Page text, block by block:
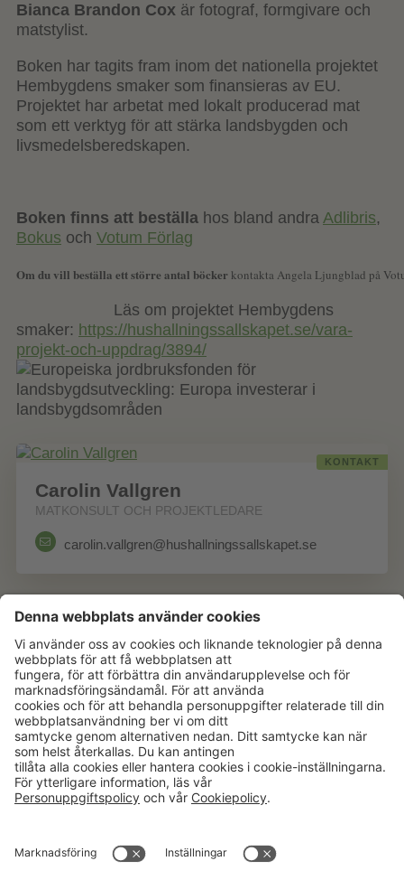
Bianca Brandon Cox är fotograf, formgivare och
matstylist.
Boken har tagits fram inom det nationella projektet
Hembygdens smaker som finansieras av EU.
Projektet har arbetat med lokalt producerad mat
som ett verktyg för att stärka landsbygden och
livsmedelsberedskapen.
Boken finns att beställa hos bland andra Adlibris,
Bokus och Votum Förlag
Om du vill beställa ett större antal böcker kontakta Angela Ljungblad på
Läs om projektet Hembygdens
smaker: https://hushallningssallskapet.se/vara-
projekt-och-uppdrag/3894/
KONTAKT
Carolin Vallgren
MATKONSULT OCH PROJEKTLEDARE
carolin.vallgren@hushallningssallskapet.se
Karriär
Verksamheter